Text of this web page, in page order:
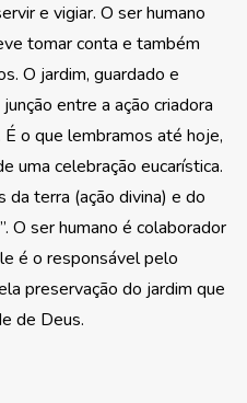
e vigiar. O ser humano
tomar conta e também
O jardim, guardado e
entre a ação criadora
o que lembramos até hoje,
uma celebração eucarística.
da terra (ação divina) e do
O ser humano é colaborador
é o responsável pelo
preservação do jardim que
de Deus.